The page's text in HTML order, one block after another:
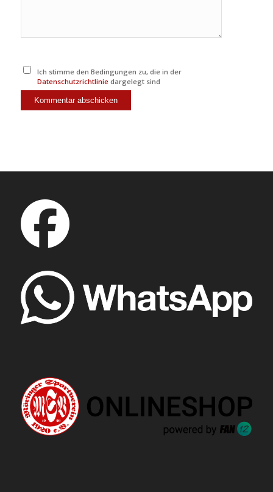
Ich stimme den Bedingungen zu, die in der
Datenschutzrichtlinie dargelegt sind